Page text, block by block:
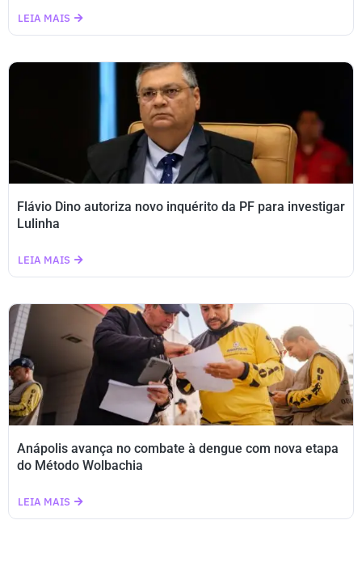
LEIA MAIS
Flávio Dino autoriza novo inquérito da PF para investigar
Lulinha
LEIA MAIS
Anápolis avança no combate à dengue com nova etapa
do Método Wolbachia
LEIA MAIS